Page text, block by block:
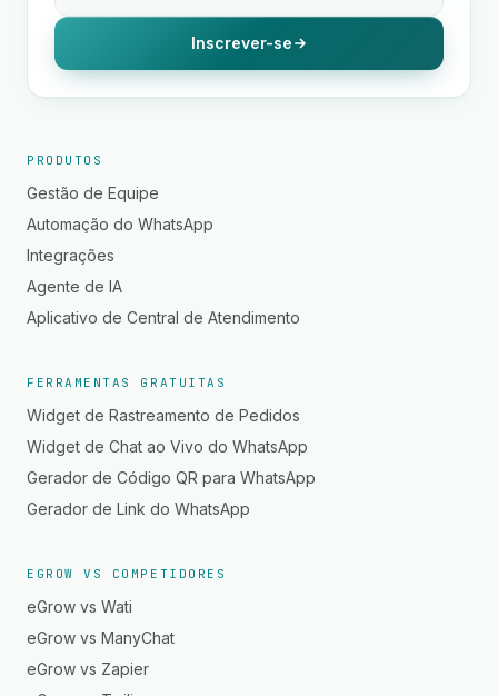
Inscrever-se
PRODUTOS
Gestão de Equipe
Automação do WhatsApp
Integrações
Agente de IA
Aplicativo de Central de Atendimento
FERRAMENTAS GRATUITAS
Widget de Rastreamento de Pedidos
Widget de Chat ao Vivo do WhatsApp
Gerador de Código QR para WhatsApp
Gerador de Link do WhatsApp
EGROW VS COMPETIDORES
eGrow vs Wati
eGrow vs ManyChat
eGrow vs Zapier